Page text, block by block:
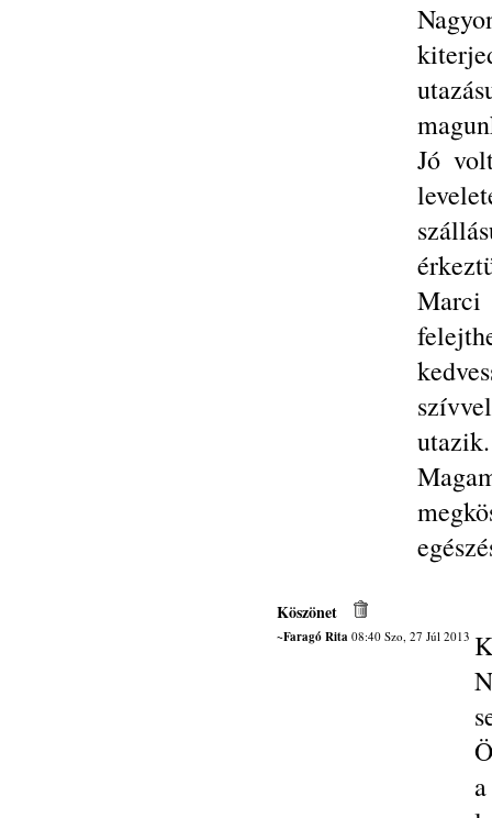
Jó
Marci
utazik.
Köszönet
~Faragó Rita08:40 Szo, 27 Júl 2013